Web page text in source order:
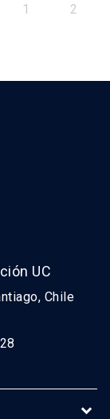
1 2
UC
Chile